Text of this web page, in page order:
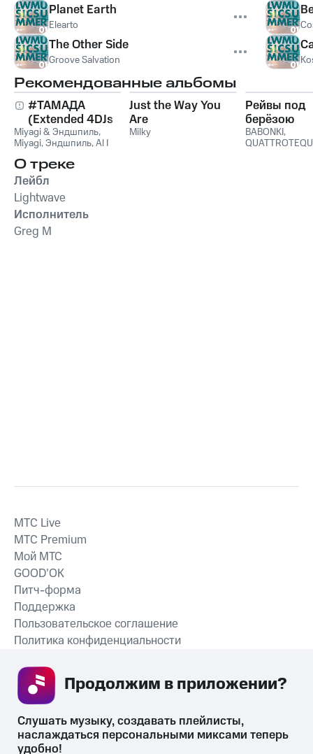
Planet Earth
Elearto
The Other Side
Groove Salvation
Рекомендованные альбомы
#ТАМАДА
(Extended 4DJs
Pack)
Miyagi & Эндшпиль,
Miyagi,Эндшпиль,Al I
Just the Way You
Are
Milky
Рейвы под
берёзою
BABONKI,
О треке
Лейбл
Lightwave
Исполнитель
Greg M
СКАЧАТЬ ПРИЛОЖЕНИЕ
MTС Live
MTС Premium
Мой МТС
GOOD’OK
Питч-форма
Поддержка
Пользовательское соглашение
Политика конфиденциальности
Слушать музыку, создавать плейлисты,
наслаждаться персональными миксами теперь
удобно!